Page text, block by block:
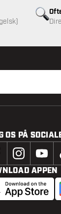
ikke tilgængelig
OS PÅ
APPEN